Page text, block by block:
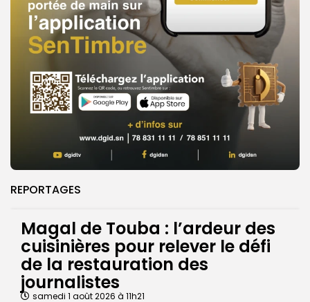
REPORTAGES
Magal de Touba : l’ardeur des
cuisinières pour relever le défi
de la restauration des
journalistes
samedi 1 août 2026 à 11h21